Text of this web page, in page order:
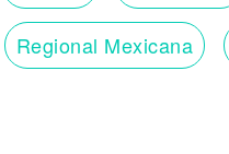
Regional Mexicana